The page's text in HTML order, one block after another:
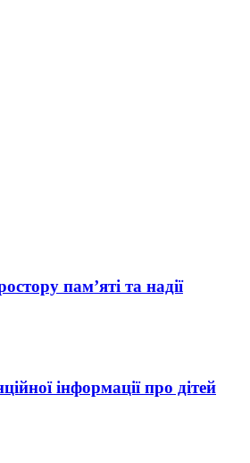
пам’яті та надії
інформації про дітей